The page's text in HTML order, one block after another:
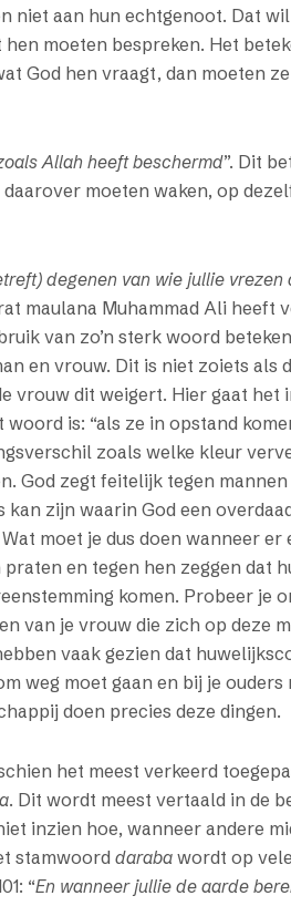
niet aan hun echtgenoot. Dat
moeten bespreken. Het
God hen vraagt, dan moeten
Allah heeft beschermd”. Dit
moeten waken, op
degenen van wie jullie
maulana Muhammad Ali heeft
van zo’n sterk woord
en vrouw. Dit is niet zoiets als
vrouw dit weigert. Hier gaat het
is: “als ze in opstand
zoals welke kleur
God zegt feitelijk tegen
zijn waarin God een
moet je dus doen wanneer
en tegen hen zeggen dat
komen. Probeer je
van je vrouw die zich op deze
vaak gezien dat
weg moet gaan en bij je
doen precies deze dingen.
het meest verkeerd
. Dit wordt meest vertaald in de
inzien hoe, wanneer andere
stamwoord daraba wordt op
“En wanneer jullie de aarde